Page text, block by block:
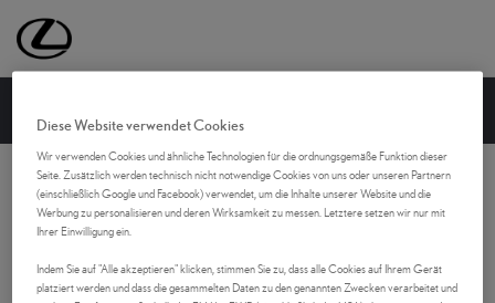
FAHREN SIE BEREITS EINEN LEXUS?
Bevor wir starten, eine kurze Frage an Sie
Diese Website verwendet Cookies
Wir verwenden Cookies und ähnliche Technologien für die ordnungsgemäße Funktion dieser
Seite. Zusätzlich werden technisch nicht notwendige Cookies von uns oder unseren Partnern
(einschließlich Google und Facebook) verwendet, um die Inhalte unserer Website und die
Werbung zu personalisieren und deren Wirksamkeit zu messen. Letztere setzen wir nur mit
Ihrer Einwilligung ein.
Indem Sie auf "Alle akzeptieren" klicken, stimmen Sie zu, dass alle Cookies auf Ihrem Gerät
platziert werden und dass die gesammelten Daten zu den genannten Zwecken verarbeitet und
Lexus Deutschland | Lexus Automobile | Lexus